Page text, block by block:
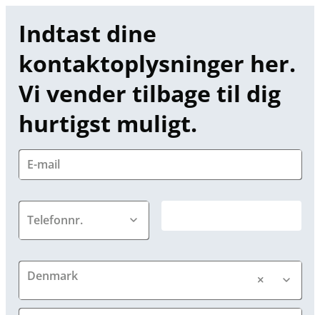
Indtast dine
kontaktoplysninger her.
Vi vender tilbage til dig
hurtigst muligt.
Denmark